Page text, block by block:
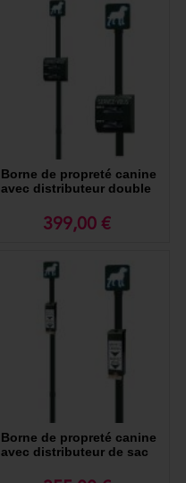
Borne de propreté canine
avec distributeur double
rouleau399,00 €
Borne de propreté canine
avec distributeur de sac
cartonné solo